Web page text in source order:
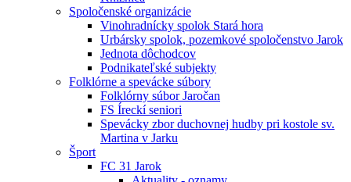
Spoločenské organizácie
Vinohradnícky spolok Stará hora
Urbársky spolok, pozemkové spoločenstvo Jarok
Jednota dôchodcov
Podnikateľské subjekty
Folklórne a spevácke súbory
Folklórny súbor Jaročan
FS Íreckí seniori
Spevácky zbor duchovnej hudby pri kostole sv.
Martina v Jarku
Šport
FC 31 Jarok